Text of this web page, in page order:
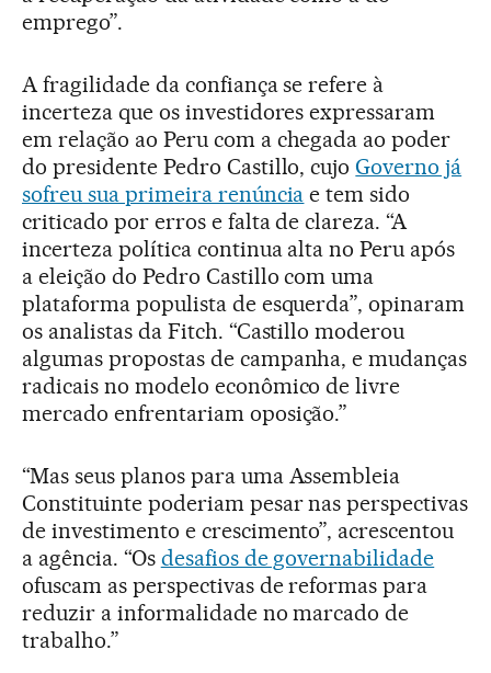
emprego”.
A fragilidade da confiança se refere à
incerteza que os investidores expressaram
em relação ao Peru com a chegada ao poder
do presidente Pedro Castillo, cujoGoverno já
sofreu sua primeira renúncia e tem sido
criticado por erros e falta de clareza. “A
incerteza política continua alta no Peru após
a eleição do Pedro Castillo com uma
plataforma populista de esquerda”, opinaram
os analistas da Fitch. “Castillo moderou
algumas propostas de campanha, e mudanças
radicais no modelo econômico de livre
mercado enfrentariam oposição.”
“Mas seus planos para uma Assembleia
Constituinte poderiam pesar nas perspectivas
de investimento e crescimento”, acrescentou
a agência. “Os desafios de governabilidade
ofuscam as perspectivas de reformas para
reduzir a informalidade no marcado de
trabalho.”